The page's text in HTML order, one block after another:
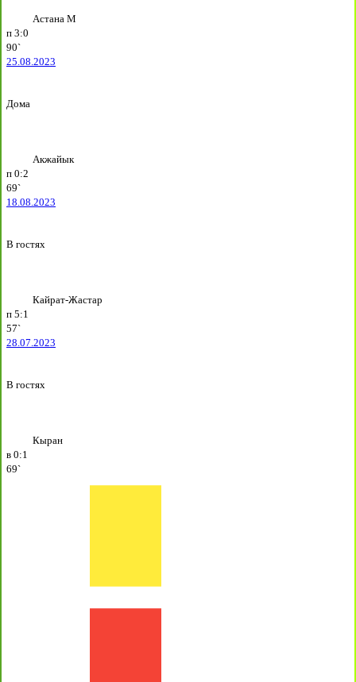
Астана М
п 3:0
90`
25.08.2023
Дома
Акжайык
п 0:2
69`
18.08.2023
В гостях
Кайрат-Жастар
п 5:1
57`
28.07.2023
В гостях
Кыран
в 0:1
69`